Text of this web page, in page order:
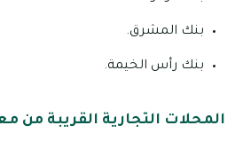
بنك المشرق.
بنك رأس الخيمة.
المحلات التجارية القريبة من